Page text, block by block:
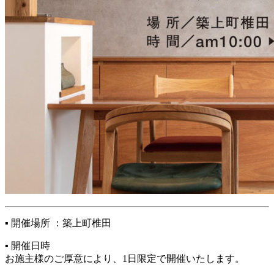
▪ 開催場所 ：築上町椎田
▪ 開催日時
お施主様のご厚意により、1日限定で開催いたします。